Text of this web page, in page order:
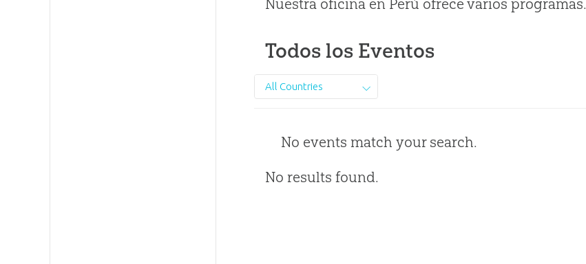
Nuestra oficina en Perú ofrece varios programas.
Todos los Eventos
All Countries
No events match your search.
No results found.